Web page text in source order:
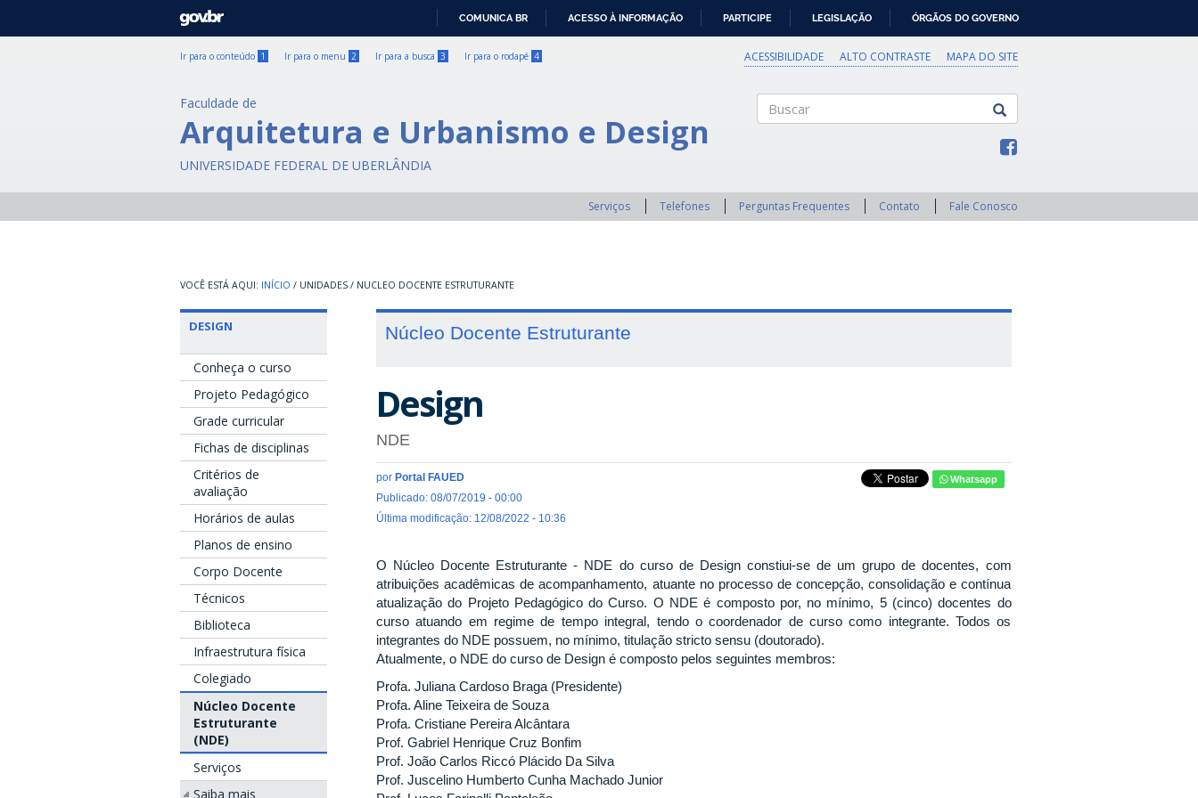
GOVBR
COMUNICA BR ACESSO À INFORMAÇÃO PARTICIPE LEGISLAÇÃO ÓRGÃOS DO GOVERNO
Ir para o conteúdo 1 Ir para o menu 2 Ir para a busca 3 Ir para o rodapé 4 ACESSIBILIDADE ALTO CONTRASTE MAPA DO SITE
Faculdade de
Arquitetura e Urbanismo e Design
UNIVERSIDADE FEDERAL DE UBERLÂNDIA
Serviços Telefones Perguntas Frequentes Contato Fale Conosco
INÍCIO / UNIDADES / NUCLEO DOCENTE ESTRUTURANTE
DESIGN
Conheça o curso
Projeto Pedagógico
Grade curricular
Fichas de disciplinas
Critérios de
avaliação
Horários de aulas
Planos de ensino
Corpo Docente
Técnicos
Biblioteca
Infraestrutura física
Colegiado
Núcleo Docente
Estruturante
(NDE)
Serviços
Saiba mais
Núcleo Docente Estruturante
Design
NDE
por Portal FAUED
Publicado: 08/07/2019 - 00:00
Última modificação: 12/08/2022 - 10:36
Whatsapp
O Núcleo Docente Estruturante - NDE do curso de Design constiui-se de um grupo de docentes, com
atribuições acadêmicas de acompanhamento, atuante no processo de concepção, consolidação e contínua
atualização do Projeto Pedagógico do Curso. O NDE é composto por, no mínimo, 5 (cinco) docentes do
curso atuando em regime de tempo integral, tendo o coordenador de curso como integrante. Todos os
integrantes do NDE possuem, no mínimo, titulação stricto sensu (doutorado).
Atualmente, o NDE do curso de Design é composto pelos seguintes membros:
Profa. Juliana Cardoso Braga (Presidente)
Profa. Aline Teixeira de Souza
Profa. Cristiane Pereira Alcântara
Prof. Gabriel Henrique Cruz Bonfim
Prof. João Carlos Riccó Plácido Da Silva
Prof. Juscelino Humberto Cunha Machado Junior